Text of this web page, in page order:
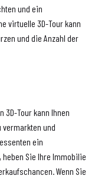
und ein
virtuelle 3D-Tour kann
und die Anzahl der
Tour kann Ihnen
und
ein
Sie Ihre Immobilie
Wenn Sie